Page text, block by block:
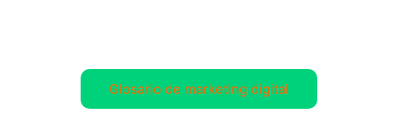
Glosario de marketing digital